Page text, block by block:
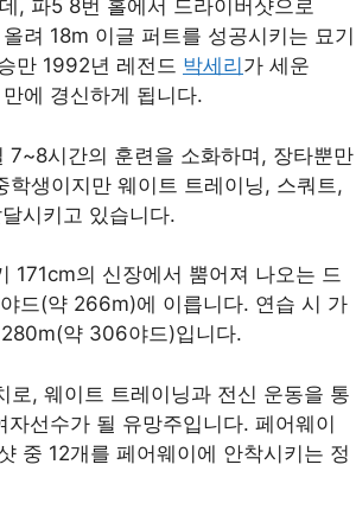
, 파5 8번 홀에서 드라이버샷으로
려 18m 이글 퍼트를 성공시키는 묘기
만 1992년 레전드 박세리 가 세운
에 경신하게 됩니다.
7~8시간의 훈련을 소화하며, 장타뿐만
생이지만 웨이트 트레이닝, 스쿼트,
시키고 있습니다.
171cm의 신장에서 뿜어져 나오는 드
드(약 266m)에 이릅니다. 연습 시 가
약 306야드)입니다.
, 웨이트 트레이닝과 전신 운동을 통
선수가 될 유망주입니다. 페어웨이
중 12개를 페어웨이에 안착시키는 정